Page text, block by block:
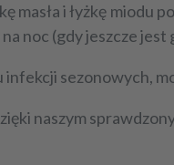
masła i łyżkę
noc (gdy jeszcze jest
infekcji sezonowych,
naszym